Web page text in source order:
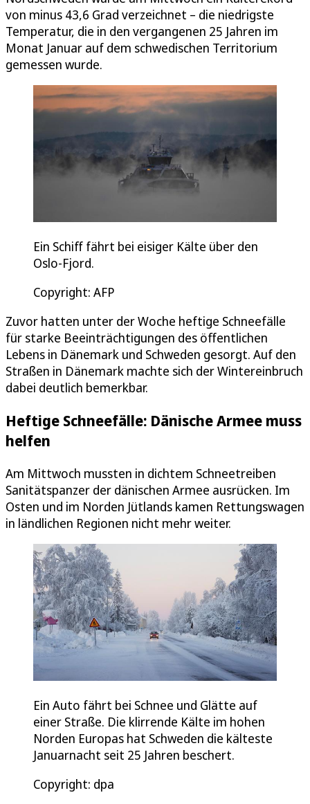
von minus 43,6 Grad verzeichnet – die niedrigste
Temperatur, die in den vergangenen 25 Jahren im
Monat Januar auf dem schwedischen Territorium
gemessen wurde.
Ein Schiff fährt bei eisiger Kälte über den
Oslo-Fjord.
Copyright: AFP
Zuvor hatten unter der Woche heftige Schneefälle
für starke Beeinträchtigungen des öffentlichen
Lebens in Dänemark und Schweden gesorgt. Auf den
Straßen in Dänemark machte sich der Wintereinbruch
dabei deutlich bemerkbar.
Heftige Schneefälle: Dänische Armee muss
helfen
Am Mittwoch mussten in dichtem Schneetreiben
Sanitätspanzer der dänischen Armee ausrücken. Im
Osten und im Norden Jütlands kamen Rettungswagen
in ländlichen Regionen nicht mehr weiter.
Ein Auto fährt bei Schnee und Glätte auf
einer Straße. Die klirrende Kälte im hohen
Norden Europas hat Schweden die kälteste
Januarnacht seit 25 Jahren beschert.
Copyright: dpa